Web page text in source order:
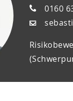
0160